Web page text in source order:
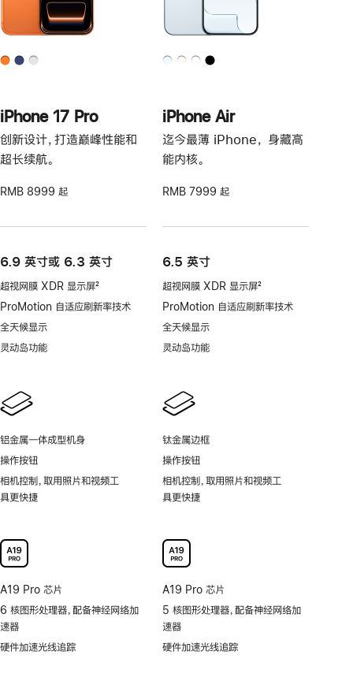
iPhone 17 Pro
创新设计，打造巅峰性能和
超长续航。
RMB 8999 起
6.9 英寸或 6.3 英寸
超视网膜 XDR 显示屏
脚
2
ProMotion 自适应刷新率技术
全天候显示
灵动岛功能
铝金属一体成型机身
操作按钮
相机控制，取用照片和视频工
具更快捷
A19 Pro 芯片
6 核图形处理器，配备神经网络加
速器
硬件加速光线追踪
iPhone Air
迄今最薄 iPhone， 身藏高
能内核。
RMB 7999 起
6.5 英寸
超视网膜 XDR 显示屏
脚
2
ProMotion 自适应刷新率技术
全天候显示
灵动岛功能
钛金属边框
操作按钮
相机控制，取用照片和视频工
具更快捷
A19 Pro 芯片
5 核图形处理器，配备神经网络加
速器
硬件加速光线追踪